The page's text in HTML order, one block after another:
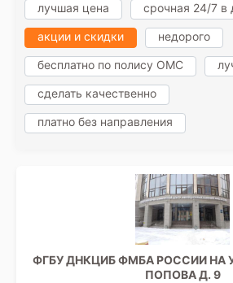
лучшая цена срочная 24/7 в
акции и скидки недорого
бесплатно по полису ОМС
сделать качественно
платно без направления
ФГБУ ДНКЦИБ ФМБА РОССИИ НА
ПОПОВА Д. 9